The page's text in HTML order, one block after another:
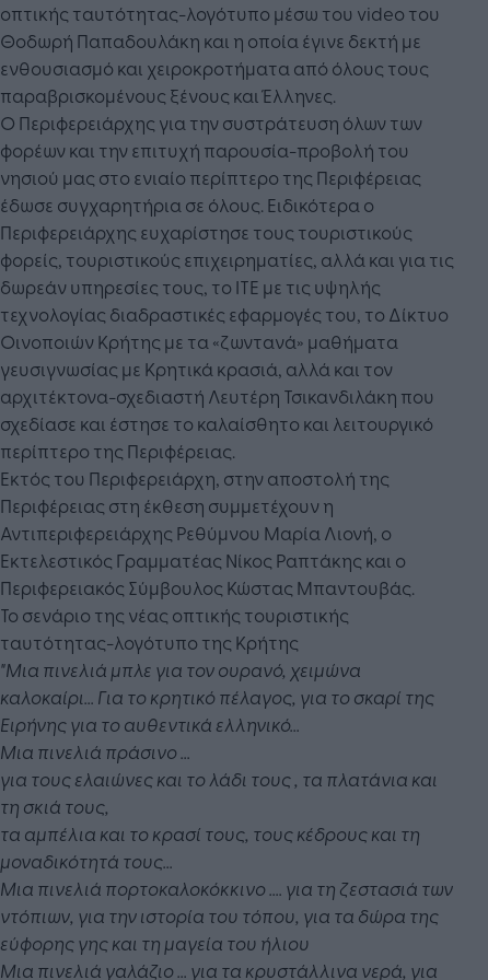
οπτικής ταυτότητας-λογότυπο μέσω του video του
Θοδωρή Παπαδουλάκη και η οποία έγινε δεκτή με
ενθουσιασμό και χειροκροτήματα από όλους τους
παραβρισκομένους ξένους και Έλληνες.
Ο Περιφερειάρχης για την συστράτευση όλων των
φορέων και την επιτυχή παρουσία-προβολή του
νησιού μας στο ενιαίο περίπτερο της Περιφέρειας
έδωσε συγχαρητήρια σε όλους. Ειδικότερα ο
Περιφερειάρχης ευχαρίστησε τους τουριστικούς
φορείς, τουριστικούς επιχειρηματίες, αλλά και για τις
δωρεάν υπηρεσίες τους, το ΙΤΕ με τις υψηλής
τεχνολογίας διαδραστικές εφαρμογές του, το Δίκτυο
Οινοποιών Κρήτης με τα «ζωντανά» μαθήματα
γευσιγνωσίας με Κρητικά κρασιά, αλλά και τον
αρχιτέκτονα-σχεδιαστή Λευτέρη Τσικανδιλάκη που
σχεδίασε και έστησε το καλαίσθητο και λειτουργικό
περίπτερο της Περιφέρειας.
Εκτός του Περιφερειάρχη, στην αποστολή της
Περιφέρειας στη έκθεση συμμετέχουν η
Αντιπεριφερειάρχης Ρεθύμνου Μαρία Λιονή, ο
Εκτελεστικός Γραμματέας Νίκος Ραπτάκης και ο
Περιφερειακός Σύμβουλος Κώστας Μπαντουβάς.
Το σενάριο της νέας οπτικής τουριστικής
ταυτότητας-λογότυπο της Κρήτης
"Μια πινελιά μπλε για τον ουρανό, χειμώνα
καλοκαίρι... Για το κρητικό πέλαγος, για το σκαρί της
Ειρήνης για το αυθεντικά ελληνικό...
Μια πινελιά πράσινο ...
για τους ελαιώνες και το λάδι τους , τα πλατάνια και
τη σκιά τους,
τα αμπέλια και το κρασί τους, τους κέδρους και τη
μοναδικότητά τους...
Μια πινελιά πορτοκαλοκόκκινο .... για τη ζεστασιά των
ντόπιων, για την ιστορία του τόπου, για τα δώρα της
εύφορης γης και τη μαγεία του ήλιου
Μια πινελιά γαλάζιο ... για τα κρυστάλλινα νερά, για